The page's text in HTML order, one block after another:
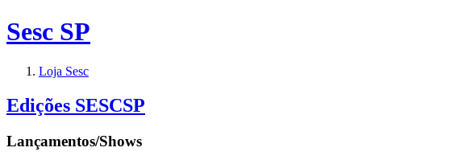
Sesc SP
Loja Sesc
Edições SESCSP
Lançamentos/Shows